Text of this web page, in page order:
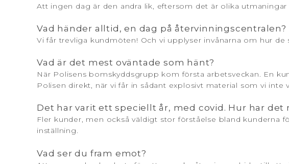
Att ingen dag är den andra lik, eftersom det är olika
Vad händer alltid, en dag på återvinningscentralen?
Vi får trevliga kundmöten! Och vi upplyser invånarna om hur de
Vad är det mest oväntade som hänt?
När Polisens bomskyddsgrupp kom första arbetsveckan. En
Polisen direkt, när vi får in sådant explosivt material som vi
Det har varit ett speciellt år, med covid. Hur har
Fler kunder, men också väldigt stor förståelse bland
inställning.
Vad ser du fram emot?